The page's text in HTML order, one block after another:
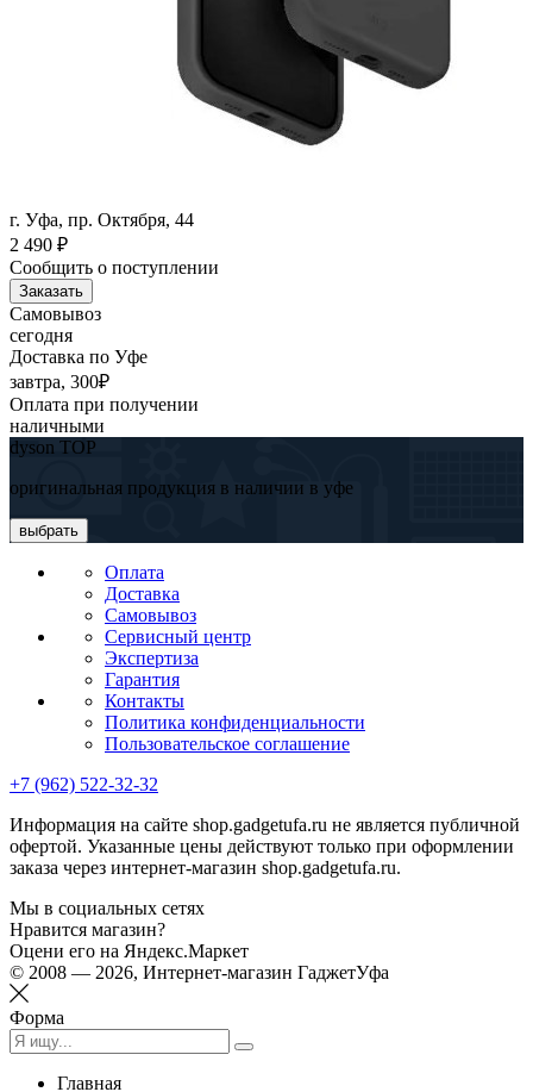
г. Уфа, пр. Октября, 44
2 490 ₽
Сообщить о поступлении
Заказать
Самовывоз
сегодня
Доставка по Уфе
завтра, 300₽
Оплата при получении
наличными
dyson TOP
оригинальная продукция в наличии в уфе
выбрать
Оплата
Доставка
Самовывоз
Сервисный центр
Экспертиза
Гарантия
Контакты
Политика конфиденциальности
Пользовательское соглашение
+7 (962) 522-32-32
Информация на сайте shop.gadgetufa.ru не является публичной
офертой. Указанные цены действуют только при оформлении
заказа через интернет-магазин shop.gadgetufa.ru.
Мы в социальных сетях
Нравится магазин?
Оцени его на Яндекс.Маркет
© 2008 — 2026, Интернет-магазин ГаджетУфа
Форма
Главная